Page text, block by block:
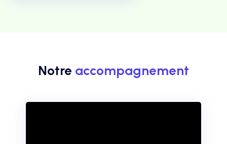
Notre accompagnement